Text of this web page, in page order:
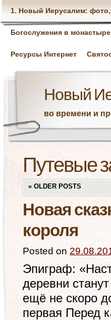
1. Новый Иерусалим:
Богослужения в монастыре
Ресурсы Интернет
Новый
во времени и
Путевые
« OLDER POSTS
Новая
короля
Posted on
Эпиграф:
деревни
ещё не скоро
первая Перед